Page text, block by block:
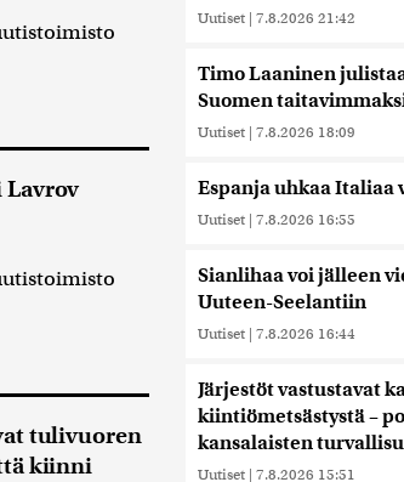
tulivuoren
kiinni
Uutiset | 7.8.2026 21:42
Timo Laaninen
Suomen
Uutiset | 7.8.2026 18:09
Espanja uhkaa Italiaa
Uutiset | 7.8.2026 16:55
Sianlihaa voi jälleen
Uuteen-Seelantiin
Uutiset | 7.8.2026 16:44
Järjestöt vastustavat
kiintiömetsästystä –
kansalaisten
Uutiset | 7.8.2026 15:51